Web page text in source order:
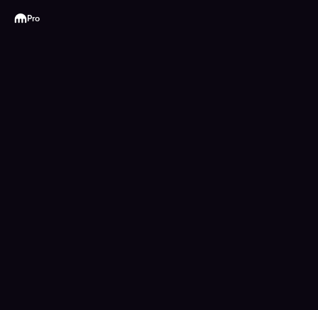
Kraken
Pro